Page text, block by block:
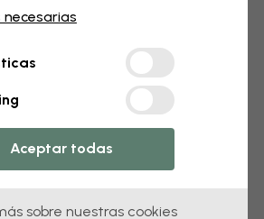
pintado
diseño puede modificar cualquier
necesarias
Aceptar todas
sobre nuestras cookies